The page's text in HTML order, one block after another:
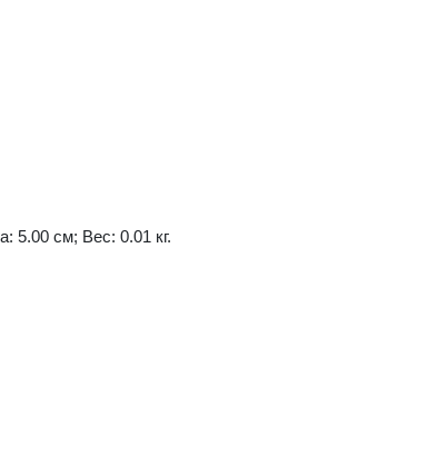
5.00 см; Вес: 0.01 кг.